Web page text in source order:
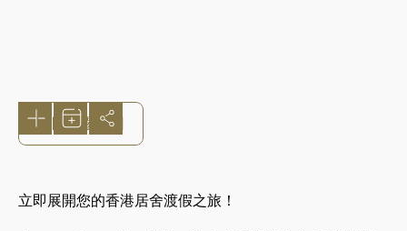
打開商場地圖
立即展開您的香港居舍渡假之旅！